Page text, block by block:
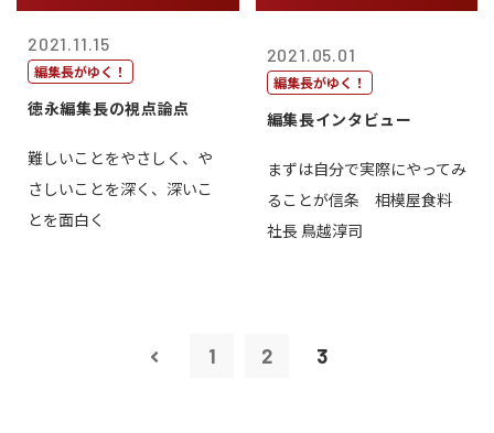
2021.11.15
編集長がゆく！
徳永編集長の視点論点
難しいことをやさしく、や
さしいことを深く、深いこ
とを面白く
2021.05.01
編集長がゆく！
編集長インタビュー
まずは自分で実際にやってみ
ることが信条 相模屋食料
社長 鳥越淳司
1 2 3